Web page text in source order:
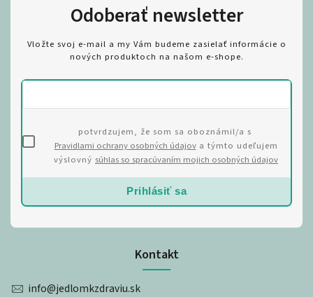
Kontakt
info@jedlomkzdraviu.sk
Odoberať newsletter
Vložte svoj e-mail a my Vám budeme zasielať informácie o
nových produktoch na našom e-shope.
potvrdzujem, že som sa oboznámil/a s
Pravidlami ochrany osobných údajova týmto udeľujem
výslovný súhlas so spracúvaním mojich osobných údajov
Prihlásiť sa